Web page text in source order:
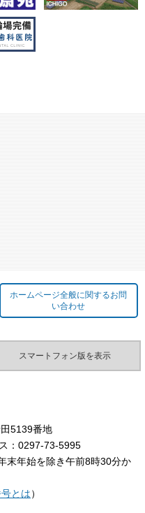
ホームページ全般に関するお問
い合わせ
スマートフォン版を表示
5139番地
：0297-73-5995
末年始を除き午前8時30分か
とは）